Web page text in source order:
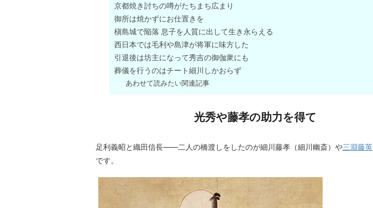
京都焼き討ちの噂がたちまち広まり
御所は焼かずにお仕置きを
槇島城で陥落 息子を人質に出して生き永らえる
西日本では毛利や島津が将軍に味方した
引退後は坊主になって秀吉の御伽衆にも
葬儀を行うのはチート細川しかおらず
あわせて読みたい関連記事
光秀や藤孝の助力を得て
足利義昭と織田信長――二人の橋渡しをしたのが細川藤孝（細川幽斎）や三淵藤英
です。